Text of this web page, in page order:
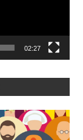
02:27